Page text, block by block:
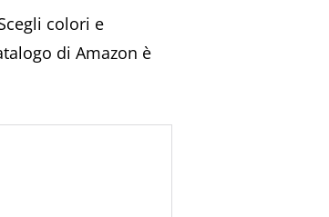
colori e
di Amazon è